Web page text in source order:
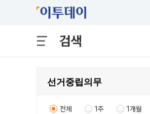
검색
전체 1주 1개월